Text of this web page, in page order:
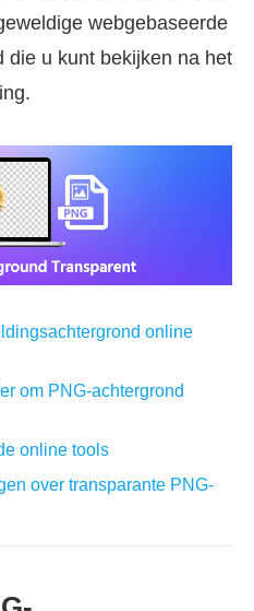
webgebaseerde
die u kunt bekijken na het
online
om PNG-achtergrond
online tools
over transparante PNG-